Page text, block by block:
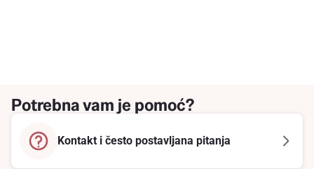
Potrebna vam je pomoć?
Kontakt i često postavljana pitanja